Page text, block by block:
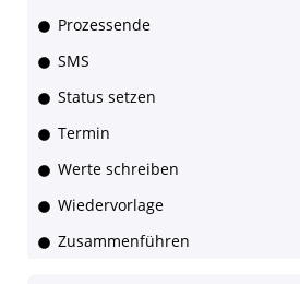
Prozessende
SMS
Status setzen
Termin
Werte schreiben
Wiedervorlage
Zusammenführen